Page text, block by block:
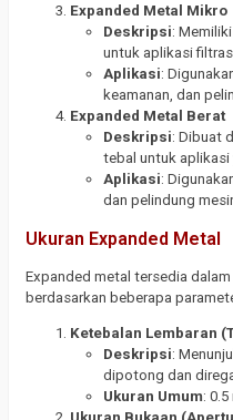
Expanded Metal Mikro
Deskripsi:
untuk aplikasi
Aplikasi:
keamanan, dan
Expanded Metal Berat
Deskripsi: Dibuat
tebal untuk aplikasi
Aplikasi:
dan pelindung
Ukuran Expanded Metal
Expanded metal tersedia
berdasarkan beberapa
Ketebalan Lembaran
Deskripsi:
dipotong dan
Ukuran Umum: